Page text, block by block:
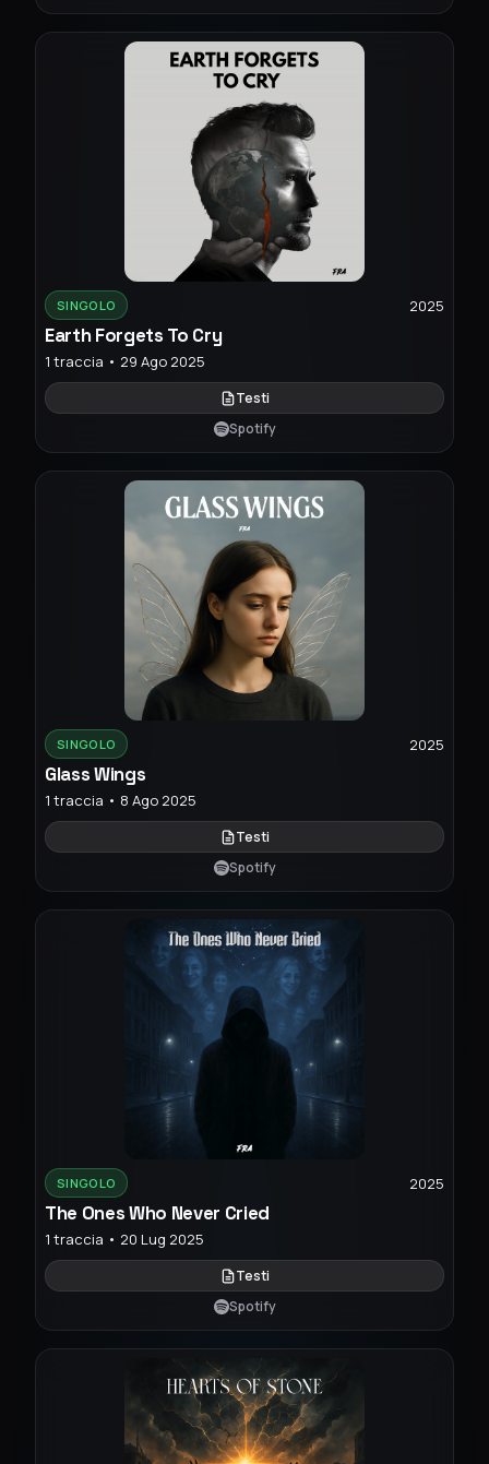
SINGOLO 2025
Earth Forgets To Cry
1 traccia • 29 Ago 2025
Testi
Spotify
SINGOLO 2025
Glass Wings
1 traccia • 8 Ago 2025
Testi
Spotify
SINGOLO 2025
The Ones Who Never Cried
1 traccia • 20 Lug 2025
Testi
Spotify